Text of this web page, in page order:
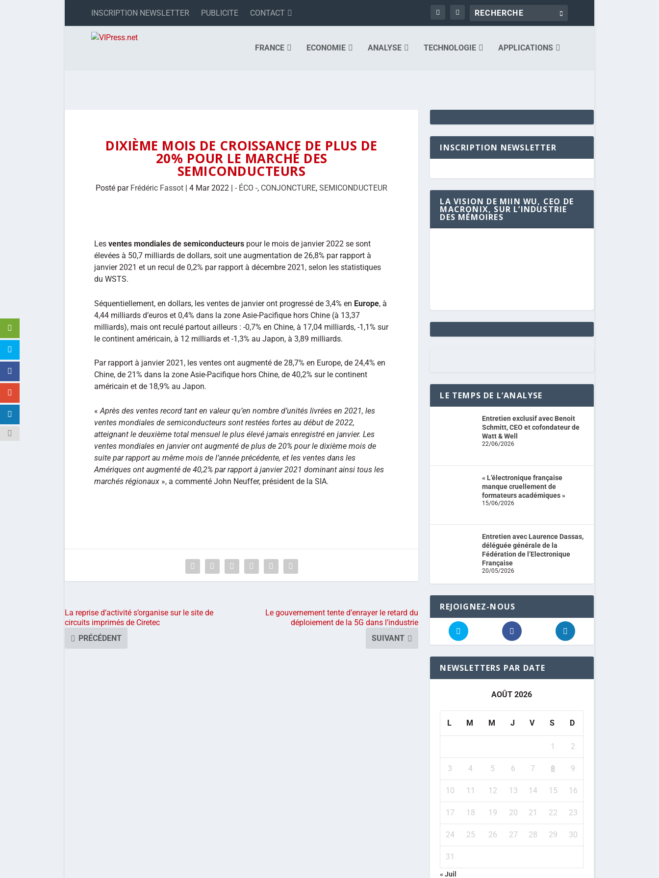
INSCRIPTION NEWSLETTER PUBLICITE CONTACT
FRANCE ECONOMIE ANALYSE TECHNOLOGIE APPLICATIONS
DIXIÈME MOIS DE CROISSANCE DE PLUS DE
20% POUR LE MARCHÉ DES
SEMICONDUCTEURS
Posté par Frédéric Fassot |4 Mar 2022 |- ÉCO -, CONJONCTURE,SEMICONDUCTEUR
Les ventes mondiales de semiconducteurs pour le mois de janvier 2022 se sont
élevées à 50,7 milliards de dollars, soit une augmentation de 26,8% par rapport à
janvier 2021 et un recul de 0,2% par rapport à décembre 2021, selon les statistiques
du WSTS.
Séquentiellement, en dollars, les ventes de janvier ont progressé de 3,4% en Europe, à
4,44 milliards d’euros et 0,4% dans la zone Asie-Pacifique hors Chine (à 13,37
milliards), mais ont reculé partout ailleurs : -0,7% en Chine, à 17,04 milliards, -1,1% sur
le continent américain, à 12 milliards et -1,3% au Japon, à 3,89 milliards.
Par rapport à janvier 2021, les ventes ont augmenté de 28,7% en Europe, de 24,4% en
Chine, de 21% dans la zone Asie-Pacifique hors Chine, de 40,2% sur le continent
américain et de 18,9% au Japon.
« Après des ventes record tant en valeur qu’en nombre d’unités livrées en 2021, les
ventes mondiales de semiconducteurs sont restées fortes au début de 2022,
atteignant le deuxième total mensuel le plus élevé jamais enregistré en janvier. Les
ventes mondiales en janvier ont augmenté de plus de 20% pour le dixième mois de
suite par rapport au même mois de l’année précédente, et les ventes dans les
Amériques ont augmenté de 40,2% par rapport à janvier 2021 dominant ainsi tous les
marchés régionaux », a commenté John Neuffer, président de la SIA.
La reprise d’activité s’organise sur le site de
circuits imprimés de Ciretec
PRÉCÉDENT
Le gouvernement tente d’enrayer le retard du
déploiement de la 5G dans l’industrie
SUIVANT
INSCRIPTION NEWSLETTER
LA VISION DE MIIN WU, CEO DE
MACRONIX, SUR L’INDUSTRIE
DES MÉMOIRES
LE TEMPS DE L’ANALYSE
Entretien exclusif avec Benoit
Schmitt, CEO et cofondateur de
Watt & Well
22/06/2026
« L’électronique française
manque cruellement de
formateurs académiques »
15/06/2026
Entretien avec Laurence Dassas,
déléguée générale de la
Fédération de l’Electronique
Française
20/05/2026
REJOIGNEZ-NOUS
NEWSLETTERS PAR DATE
AOÛT 2026
L M M J V S D
1 2
3 4 5 6 7 8 9
10 11 12 13 14 15 16
17 18 19 20 21 22 23
24 25 26 27 28 29 30
31
« Juil